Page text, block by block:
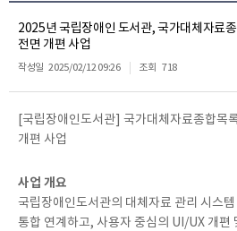
2025년 국립장애인 도서관, 국가대체자료
전면 개편 사업
작성일 2025/02/12 09:26 조회 718
[국립장애인도서관] 국가대체자료종합목
개편 사업
사업 개요
국립장애인도서관의 대체자료 관리 시스
통합 연계하고, 사용자 중심의 UI/UX 개편